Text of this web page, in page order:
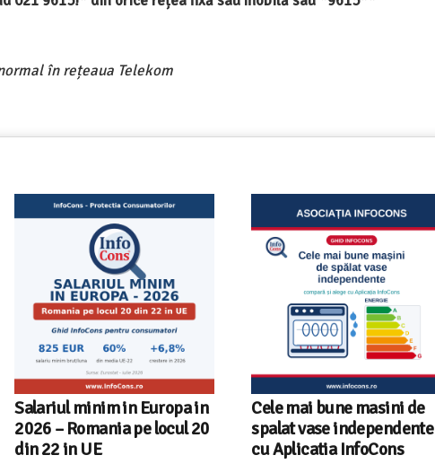
în rețeaua Telekom
Cele mai bune masini de
spalat vase independente
cu Aplicatia InfoCons
Ghid InfoCons – Cum sa
alegi masina de spalat vase